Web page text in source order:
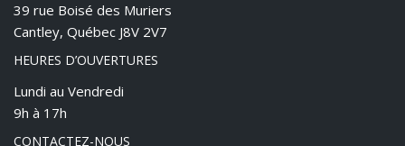
39 rue Boisé des Muriers
Cantley, Québec J8V 2V7
HEURES D’OUVERTURES
Lundi au Vendredi
9h à 17h
CONTACTEZ-NOUS